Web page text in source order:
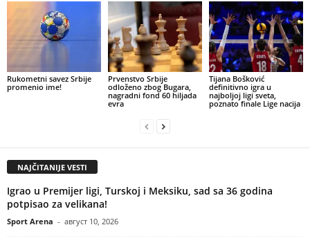
Rukometni savez Srbije
promenio ime!
Prvenstvo Srbije
odloženo zbog Bugara,
nagradni fond 60 hiljada
evra
Tijana Bošković
definitivno igra u
najboljoj ligi sveta,
poznato finale Lige nacija
NAJČITANIJE VESTI
Igrao u Premijer ligi, Turskoj i Meksiku, sad sa 36 godina
potpisao za velikana!
Sport Arena - август 10, 2026